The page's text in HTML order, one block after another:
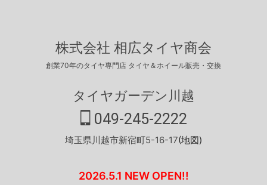
株式会社 相広タイヤ商会
創業70年のタイヤ専門店 タイヤ＆ホイール販売・交換
タイヤガーデン川越
049-245-2222
埼玉県川越市新宿町5-16-17(地図)
2026.5.1 NEW OPEN!!